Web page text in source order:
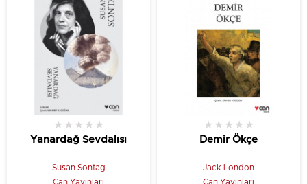
Yanardağ Sevdalısı
★ ★ ★ ★ ★
Susan Sontag
Can Yayınları
Demir Ökçe
★ ★ ★ ★ ★
Jack London
Can Yayınları